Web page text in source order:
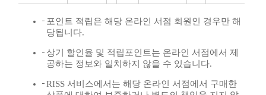
포인트 적립은 해당 온라인 서점 회원인 경우만 해
당됩니다.
상기 할인율 및 적립포인트는 온라인 서점에서 제
공하는 정보와 일치하지 않을 수 있습니다.
RISS 서비스에서는 해당 온라인 서점에서 구매한